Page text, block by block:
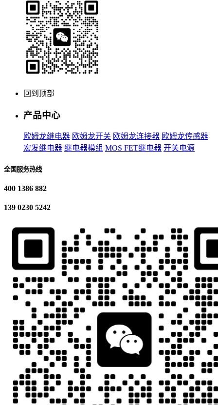
回到顶部
产品中心
欧姆龙继电器 欧姆龙开关 欧姆龙连接器 欧姆龙传感器
宏发继电器 继电器模组 MOS FET继电器 开关电源
全国服务热线
400 1386 882
139 0230 5242